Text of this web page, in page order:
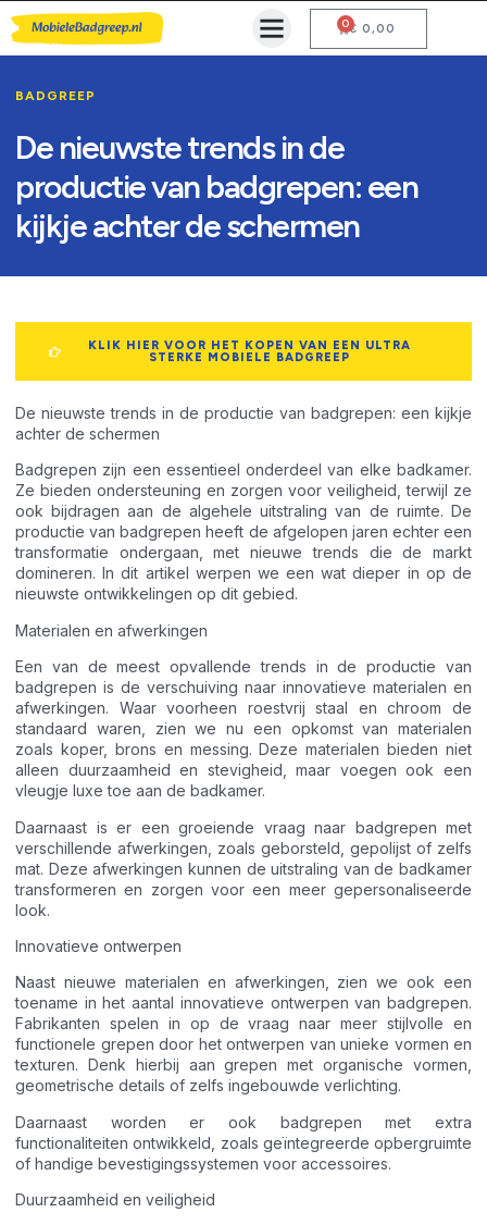
€ 0,00
0
BADGREEP
De nieuwste trends in de
productie van badgrepen: een
kijkje achter de schermen
KLIK HIER VOOR HET KOPEN VAN EEN ULTRA
STERKE MOBIELE BADGREEP
De nieuwste trends in de productie van badgrepen: een kijkje
achter de schermen
Badgrepen zijn een essentieel onderdeel van elke badkamer.
Ze bieden ondersteuning en zorgen voor veiligheid, terwijl ze
ook bijdragen aan de algehele uitstraling van de ruimte. De
productie van badgrepen heeft de afgelopen jaren echter een
transformatie ondergaan, met nieuwe trends die de markt
domineren. In dit artikel werpen we een wat dieper in op de
nieuwste ontwikkelingen op dit gebied.
Materialen en afwerkingen
Een van de meest opvallende trends in de productie van
badgrepen is de verschuiving naar innovatieve materialen en
afwerkingen. Waar voorheen roestvrij staal en chroom de
standaard waren, zien we nu een opkomst van materialen
zoals koper, brons en messing. Deze materialen bieden niet
alleen duurzaamheid en stevigheid, maar voegen ook een
vleugje luxe toe aan de badkamer.
Daarnaast is er een groeiende vraag naar badgrepen met
verschillende afwerkingen, zoals geborsteld, gepolijst of zelfs
mat. Deze afwerkingen kunnen de uitstraling van de badkamer
transformeren en zorgen voor een meer gepersonaliseerde
look.
Innovatieve ontwerpen
Naast nieuwe materialen en afwerkingen, zien we ook een
toename in het aantal innovatieve ontwerpen van badgrepen.
Fabrikanten spelen in op de vraag naar meer stijlvolle en
functionele grepen door het ontwerpen van unieke vormen en
texturen. Denk hierbij aan grepen met organische vormen,
geometrische details of zelfs ingebouwde verlichting.
Daarnaast worden er ook badgrepen met extra
functionaliteiten ontwikkeld, zoals geïntegreerde opbergruimte
of handige bevestigingssystemen voor accessoires.
Duurzaamheid en veiligheid